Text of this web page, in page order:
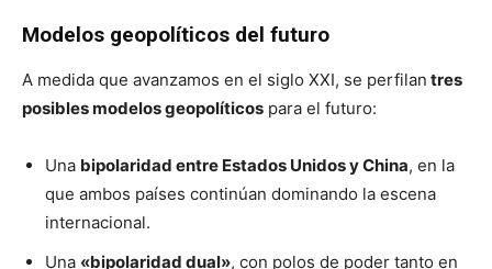
Modelos geopolíticos del futuro
A medida que avanzamos en el siglo XXI, se perfilan tres
posibles modelos geopolíticos para el futuro:
Una bipolaridad entre Estados Unidos y China, en la
que ambos países continúan dominando la escena
internacional.
Una «bipolaridad dual», con polos de poder tanto en